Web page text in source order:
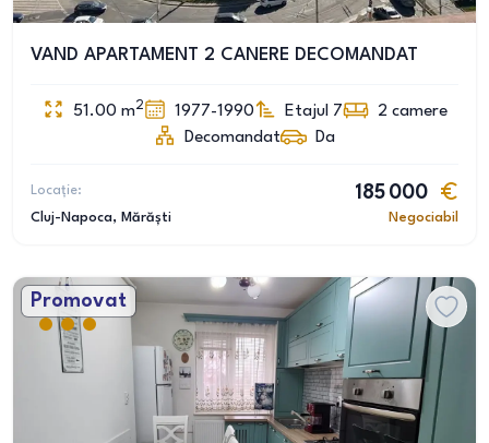
VAND APARTAMENT 2 CANERE DECOMANDAT
51.00 m2 1977-1990 Etajul 7 2 camere
Decomandat
Da
Locație:
Cluj-Napoca, Mărăști
185 000
Negociabil
Promovat